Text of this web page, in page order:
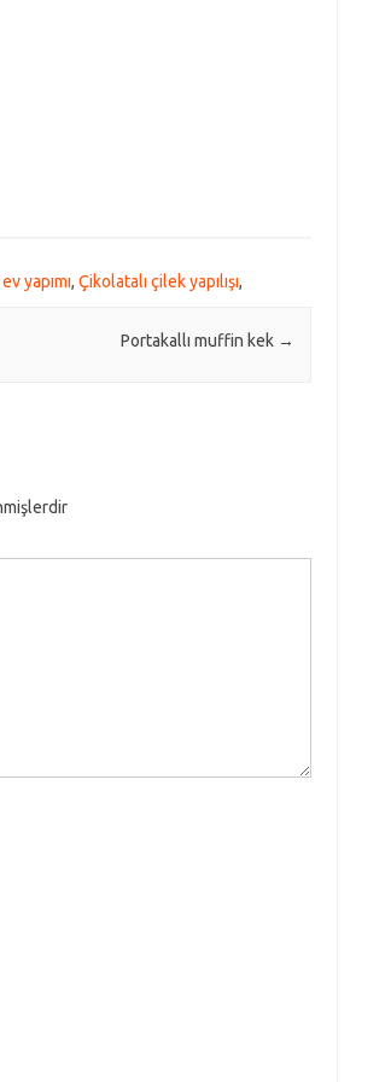
yapımı, Çikolatalı çilek yapılışı,
Portakallı muffin kek →